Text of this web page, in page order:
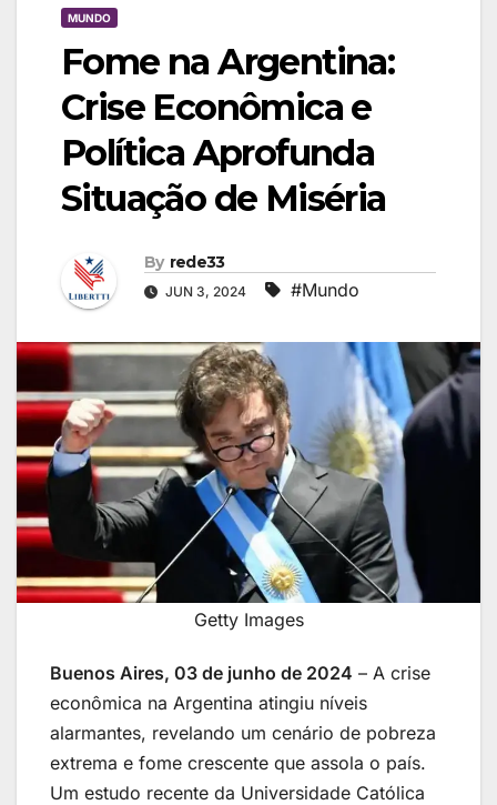
MUNDO
Fome na Argentina:
Crise Econômica e
Política Aprofunda
Situação de Miséria
By rede33
JUN 3, 2024 #Mundo
Getty Images
Buenos Aires, 03 de junho de 2024 – A crise
econômica na Argentina atingiu níveis
alarmantes, revelando um cenário de pobreza
extrema e fome crescente que assola o país.
Um estudo recente da Universidade Católica